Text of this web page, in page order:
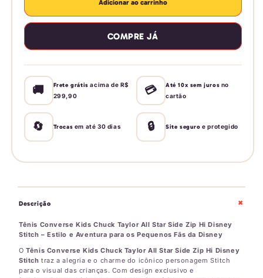
Converse
Chuck
Taylor
All
Star
Side
Zip
Hi
Disney
Converse
Kids
Chuck
Taylor
Star
Hi
Adicionar ao carrinho
COMPRE JÁ
🚚 Frete grátis acima de R$
299,90
💳 Até 10x sem juros no
cartão
🔄 Trocas em até 30 dias 🔒 Site seguro e protegido
Descrição +
Tênis Converse Kids Chuck Taylor All Star Side Zip Hi Disney
Stitch – Estilo e Aventura para os Pequenos Fãs da Disney
OTênis Converse Kids Chuck Taylor All Star Side Zip Hi Disney
Stitch traz a alegria e o charme do icônico personagem Stitch
para o visual das crianças. Com design exclusivo e